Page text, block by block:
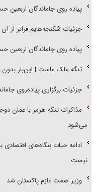
پیاده روی جاماندگان اربعین
جزئیات شکنجه‌هایم فراتر از
پیاده روی جاماندگان اربعین
تنگه ملک ماست | این‌بار بدون
جزئیات برگزاری پیاده‌روی
مذاکرات تنگه هرمز با عمان
می‌شود
ادامه حیات بنگاه‌های
نیست
وزیر صمت عازم پاکستان شد